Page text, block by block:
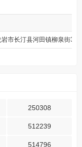
市长汀县河田镇柳泉街32
250308
512239
514796